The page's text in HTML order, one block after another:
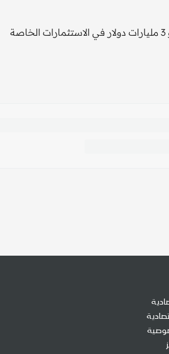
سنابل للاستثمار متخصصة في الاستثمارات المالية تلتزم بتوظيف رأسمال سنوي نحو 3 مليارات دولار في الاستثمارات الخاصة